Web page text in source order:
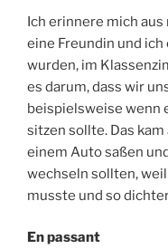
Ich erinnere mich
eine Freundin und
wurden, im
es darum, dass wir
beispielsweise wenn
sitzen sollte. Das
einem Auto saßen
wechseln sollten,
musste und so
En passant